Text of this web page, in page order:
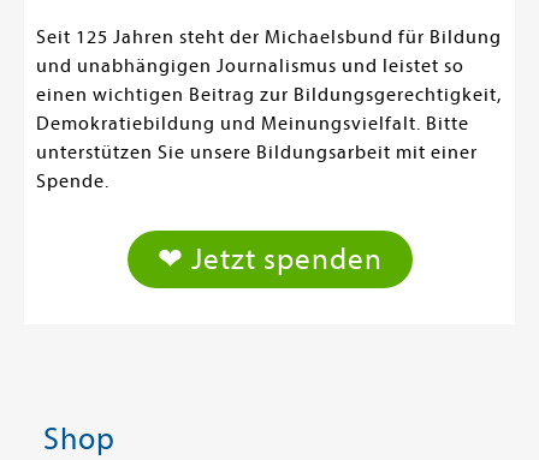
Seit 125 Jahren steht der Michaelsbund für Bildung
und unabhängigen Journalismus und leistet so
einen wichtigen Beitrag zur Bildungsgerechtigkeit,
Demokratiebildung und Meinungsvielfalt. Bitte
unterstützen Sie unsere Bildungsarbeit mit einer
Spende.
❤ Jetzt spenden
Shop